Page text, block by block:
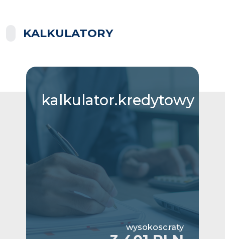
KALKULATORY
kalkulator.kredytowy
wysokosc.raty